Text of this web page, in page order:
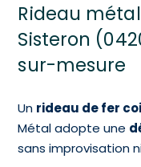
Rideau
Sisteron
sur-mesure
Un rideau de fer
Métal adopte une
sans improvisation